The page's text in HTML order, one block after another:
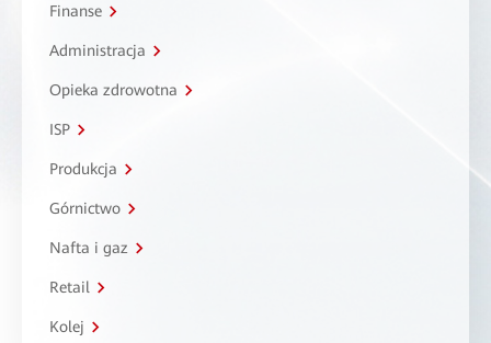
Finanse
Administracja
Opieka zdrowotna
ISP
Produkcja
Górnictwo
Nafta i gaz
Retail
Kolej